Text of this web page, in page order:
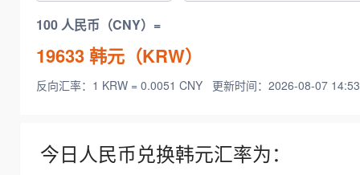
100 人民币（CNY）=
19633韩元（KRW）
反向汇率：1 KRW = 0.0051 CNY 更新时间：2026-08-07
今日人民币兑换韩元汇率为：